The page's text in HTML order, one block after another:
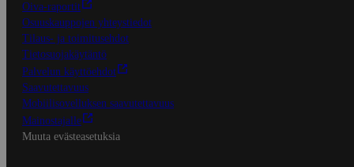
Oiva-raportit
Osuuskauppojen yhteystiedot
Tilaus- ja toimitusehdot
Tietosuojakäytäntö
Palvelun käyttöehdot
Saavutettavuus
Mobiilisovelluksen saavutettavuus
Mainostajalle
Muuta evästeasetuksia